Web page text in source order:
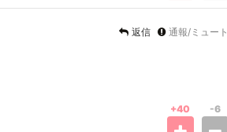
返信 通報/ミュート
+40 -6